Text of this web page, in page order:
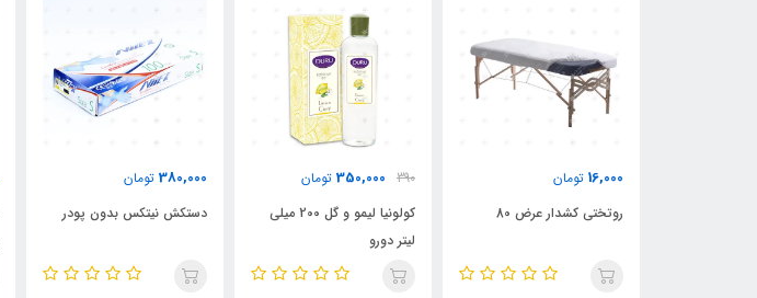
16,000 تومان
روتختی کشدار عرض 80
390
350,000 تومان
کولونیا لیمو و گل 200 میلی
لیتر دورو
380,000 تومان
دستکش نیتکس بدون پودر